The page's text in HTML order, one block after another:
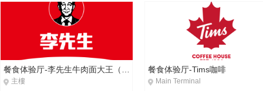
主樓
餐食体验厅-Tims咖啡
Main Terminal